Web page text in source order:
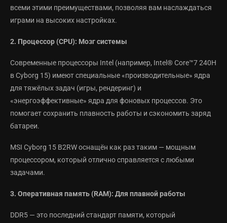
всеми этими преимуществами, позволяя вам наслаждаться
играми на высоких настройках.
2. Процессор (CPU): Мозг системы
Современные процессоры Intel (например, Intel® Core™7 240H
в Cyborg 15) имеют специальные «производительные» ядра
для тяжёлых задач (игры, рендеринг) и
«энергоэффективные» ядра для фоновых процессов. Это
помогает сохранить плавность работы и сэкономить заряд
батареи.
MSI Cyborg 15 B2RW оснащён как раз таким — мощным
процессором, который отлично справляется с любыми
задачами.
3. Оперативная память (RAM): Для плавной работы
DDR5 — это последний стандарт памяти, который